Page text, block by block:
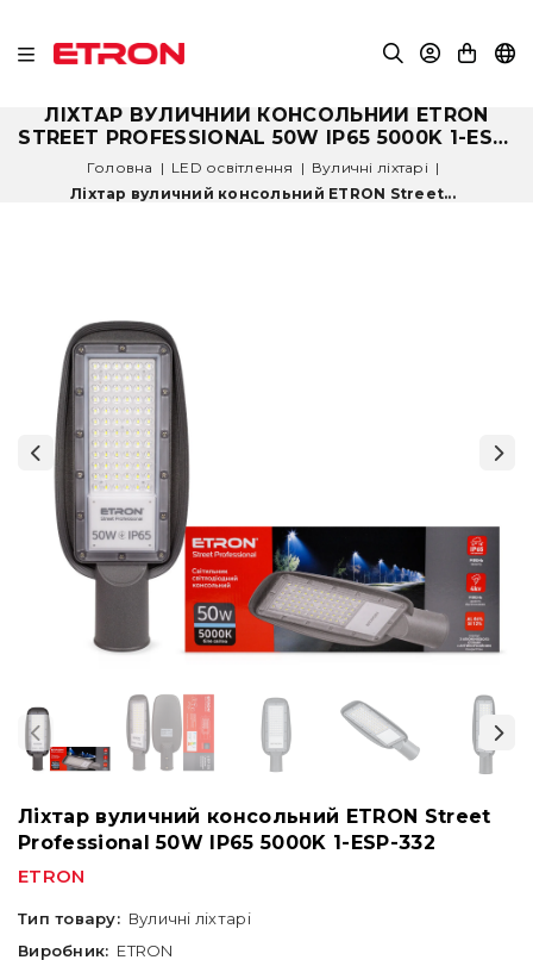
ЛІХТАР ВУЛИЧНИЙ КОНСОЛЬНИЙ ETRON
STREET PROFESSIONAL 50W IP65 5000K 1-ESP-
332
Головна | LED освітлення | Вуличні ліхтарі |
Ліхтар вуличний консольний ETRON Street...
Ліхтар вуличний консольний ETRON Street
Professional 50W IP65 5000K 1-ESP-332
ETRON
Тип товару: Вуличні ліхтарі
Виробник: ETRON